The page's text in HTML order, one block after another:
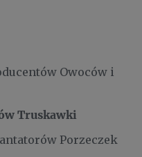
Owoców i
Truskawki
Porzeczek